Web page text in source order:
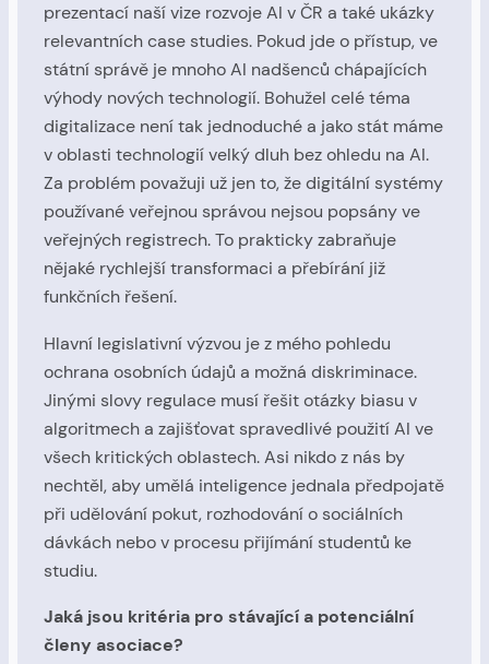
prezentací naší vize rozvoje AI v ČR a také ukázky
relevantních case studies. Pokud jde o přístup, ve
státní správě je mnoho AI nadšenců chápajících
výhody nových technologií. Bohužel celé téma
digitalizace není tak jednoduché a jako stát máme
v oblasti technologií velký dluh bez ohledu na AI.
Za problém považuji už jen to, že digitální systémy
používané veřejnou správou nejsou popsány ve
veřejných registrech. To prakticky zabraňuje
nějaké rychlejší transformaci a přebírání již
funkčních řešení.
Hlavní legislativní výzvou je z mého pohledu
ochrana osobních údajů a možná diskriminace.
Jinými slovy regulace musí řešit otázky biasu v
algoritmech a zajišťovat spravedlivé použití AI ve
všech kritických oblastech. Asi nikdo z nás by
nechtěl, aby umělá inteligence jednala předpojatě
při udělování pokut, rozhodování o sociálních
dávkách nebo v procesu přijímání studentů ke
studiu.
Jaká jsou kritéria pro stávající a potenciální
členy asociace?